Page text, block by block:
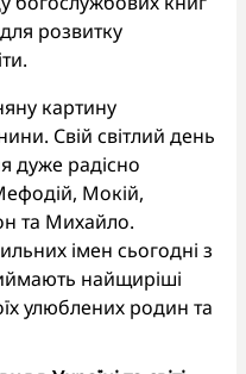
розвитку
картину
Свій світлий день
дуже радісно
Мокій,
та Михайло.
імен сьогодні з
найщиріші
улюблених родин та